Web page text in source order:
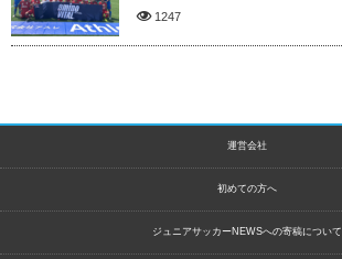
1247
運営会社
初めての方へ
ジュニアサッカーNEWSへの寄稿について